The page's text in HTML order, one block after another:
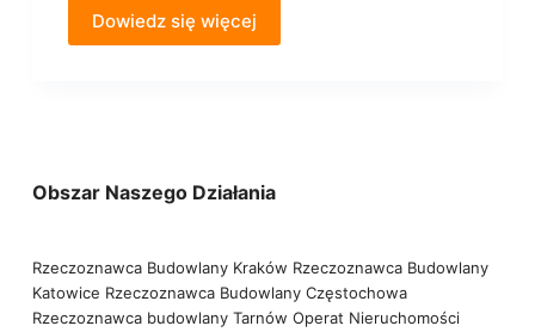
Dowiedz się więcej
Obszar Naszego Działania
Rzeczoznawca Budowlany Kraków Rzeczoznawca Budowlany
Katowice Rzeczoznawca Budowlany Częstochowa
Rzeczoznawca budowlany Tarnów Operat Nieruchomości